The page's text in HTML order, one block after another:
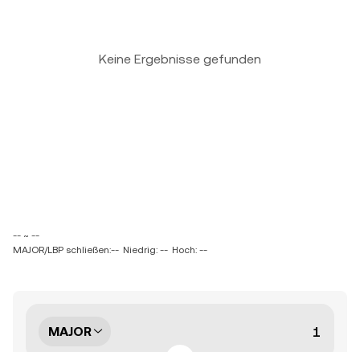
Keine Ergebnisse gefunden
-- ~ --
MAJOR/LBP schließen:-- Niedrig: -- Hoch: --
MAJOR